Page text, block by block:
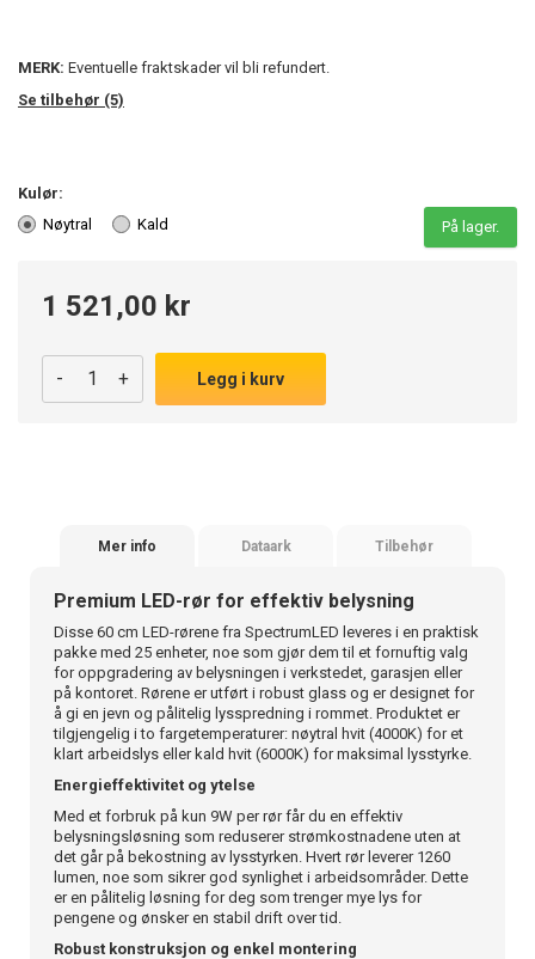
MERK: Eventuelle fraktskader vil bli refundert.
Se tilbehør (5)
Kulør:
Nøytral
Kald På lager.
1 521,00 kr
- + Legg i kurv
Mer info Dataark Tilbehør
Premium LED-rør for effektiv belysning
Disse 60 cm LED-rørene fra SpectrumLED leveres i en praktisk
pakke med 25 enheter, noe som gjør dem til et fornuftig valg
for oppgradering av belysningen i verkstedet, garasjen eller
på kontoret. Rørene er utført i robust glass og er designet for
å gi en jevn og pålitelig lysspredning i rommet. Produktet er
tilgjengelig i to fargetemperaturer: nøytral hvit (4000K) for et
klart arbeidslys eller kald hvit (6000K) for maksimal lysstyrke.
Energieffektivitet og ytelse
Med et forbruk på kun 9W per rør får du en effektiv
belysningsløsning som reduserer strømkostnadene uten at
det går på bekostning av lysstyrken. Hvert rør leverer 1260
lumen, noe som sikrer god synlighet i arbeidsområder. Dette
er en pålitelig løsning for deg som trenger mye lys for
pengene og ønsker en stabil drift over tid.
Robust konstruksjon og enkel montering